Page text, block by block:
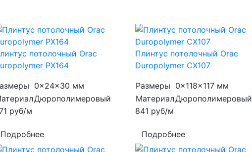
потолочный Orac
PX164
0x24x30 мм
Дюрополимеровый
руб/м
Подробнее
Плинтус потолочный Orac
Duropolymer CX107
Размеры 0x118x117 мм
МатериалДюрополимеровый
841 руб/м
Подробнее